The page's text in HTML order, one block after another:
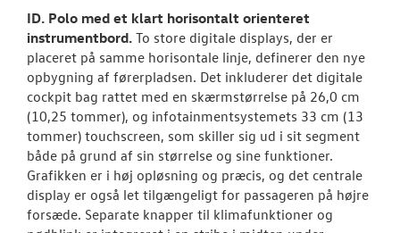
ID. Polo med et klart horisontalt orienteret
instrumentbord. To store digitale displays, der er
placeret på samme horisontale linje, definerer den nye
opbygning af førerpladsen. Det inkluderer det digitale
cockpit bag rattet med en skærmstørrelse på 26,0 cm
(10,25 tommer), og infotainmentsystemets 33 cm (13
tommer) touchscreen, som skiller sig ud i sit segment
både på grund af sin størrelse og sine funktioner.
Grafikken er i høj opløsning og præcis, og det centrale
display er også let tilgængeligt for passageren på højre
forsæde. Separate knapper til klimafunktioner og